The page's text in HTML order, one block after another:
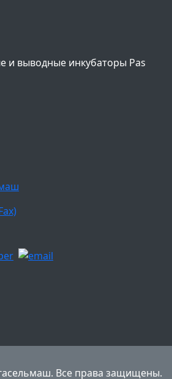
и выводные инкубаторы Pas
Все права защищены.